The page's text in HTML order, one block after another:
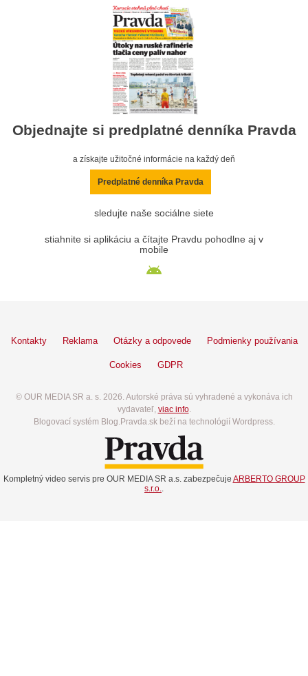
Objednajte si predplatné denníka Pravda
a získajte užitočné informácie na každý deň
Predplatné denníka Pravda
sledujte naše sociálne siete
stiahnite si aplikáciu a čítajte Pravdu pohodlne aj v
mobile
Kontakty Reklama Otázky a odpovede Podmienky používania
Cookies GDPR
© OUR MEDIA SR a. s. 2026. Autorské práva sú vyhradené a vykonáva ich
vydavateľ, viac info.
Blogovací systém Blog.Pravda.sk beží na technológií Wordpress.
Kompletný video servis pre OUR MEDIA SR a.s. zabezpečuje ARBERTO GROUP
s.r.o..